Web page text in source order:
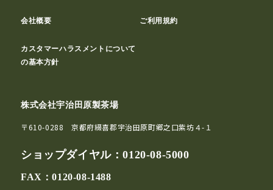
会社概要 ご利用規約
カスタマーハラスメントについて
の基本方針
株式会社宇治田原製茶場
〒610-0288 京都府綴喜郡宇治田原町郷之口紫坊４-１
ショップダイヤル：0120-08-5000
FAX：0120-08-1488